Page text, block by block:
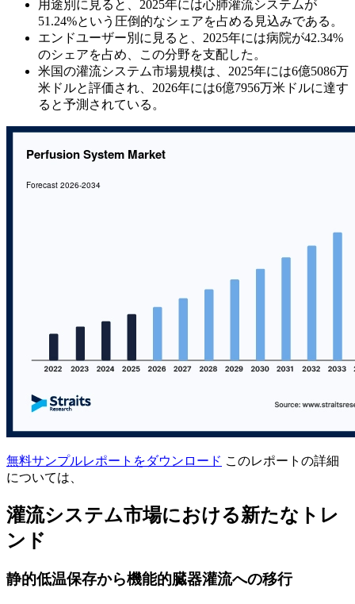
用途別に見ると、2025年には心肺灌流システムが
51.24%という圧倒的なシェアを占める見込みである。
エンドユーザー別に見ると、2025年には病院が42.34%
のシェアを占め、この分野を支配した。
米国の灌流システム市場規模は、2025年には6億5086万
米ドルと評価され、2026年には6億7956万米ドルに達す
ると予測されている。
無料サンプルレポートをダウンロード このレポートの詳細
については、
灌流システム市場における新たなトレ
ンド
静的低温保存から機能的臓器灌流への移行